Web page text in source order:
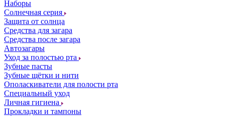
Наборы
Солнечная серия
Защита от солнца
Средства для загара
Средства после загара
Автозагары
Уход за полостью рта
Зубные пасты
Зубные щётки и нити
Ополаскиватели для полости рта
Специальный уход
Личная гигиена
Прокладки и тампоны